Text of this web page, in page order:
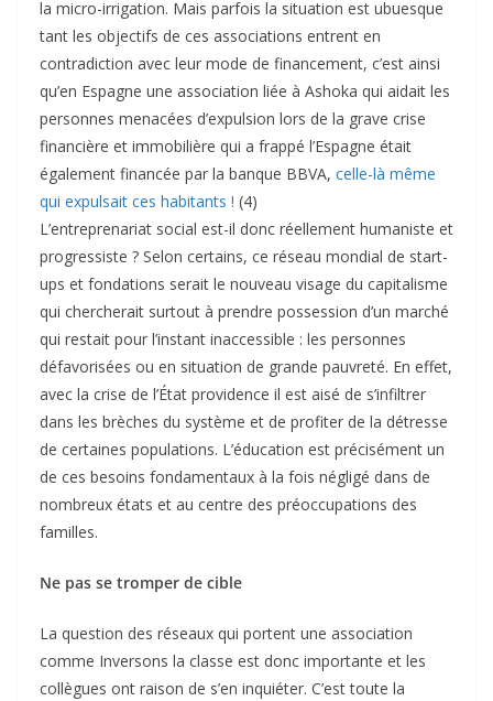
la micro-irrigation. Mais parfois la situation est ubuesque
tant les objectifs de ces associations entrent en
contradiction avec leur mode de financement, c’est ainsi
qu’en Espagne une association liée à Ashoka qui aidait les
personnes menacées d’expulsion lors de la grave crise
financière et immobilière qui a frappé l’Espagne était
également financée par la banque BBVA, celle-là même
qui expulsait ces habitants ! (4)
L’entreprenariat social est-il donc réellement humaniste et
progressiste ? Selon certains, ce réseau mondial de start-
ups et fondations serait le nouveau visage du capitalisme
qui chercherait surtout à prendre possession d’un marché
qui restait pour l’instant inaccessible : les personnes
défavorisées ou en situation de grande pauvreté. En effet,
avec la crise de l’État providence il est aisé de s’infiltrer
dans les brèches du système et de profiter de la détresse
de certaines populations. L’éducation est précisément un
de ces besoins fondamentaux à la fois négligé dans de
nombreux états et au centre des préoccupations des
familles.
Ne pas se tromper de cible
La question des réseaux qui portent une association
comme Inversons la classe est donc importante et les
collègues ont raison de s’en inquiéter. C’est toute la